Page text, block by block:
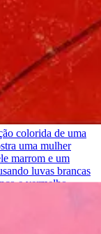
colorida de uma
uma mulher
marrom e um
luvas brancas
e vermelho
claro. No
Semanal